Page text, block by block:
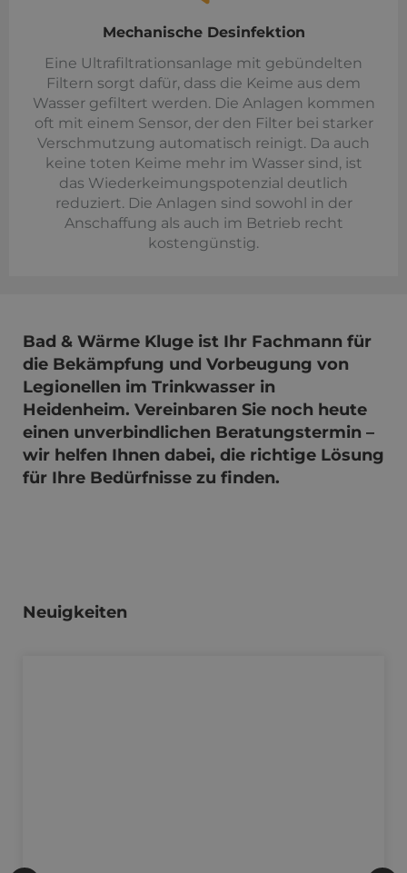
Mechanische Desinfektion
Eine Ultrafiltrationsanlage mit gebündelten
Filtern sorgt dafür, dass die Keime aus dem
Wasser gefiltert werden. Die Anlagen kommen
oft mit einem Sensor, der den Filter bei starker
Verschmutzung automatisch reinigt. Da auch
keine toten Keime mehr im Wasser sind, ist
das Wiederkeimungspotenzial deutlich
reduziert. Die Anlagen sind sowohl in der
Anschaffung als auch im Betrieb recht
kostengünstig.
Bad & Wärme Kluge ist Ihr Fachmann für
die Bekämpfung und Vorbeugung von
Legionellen im Trinkwasser in
Heidenheim. Vereinbaren Sie noch heute
einen unverbindlichen Beratungstermin –
wir helfen Ihnen dabei, die richtige Lösung
für Ihre Bedürfnisse zu finden.
Neuigkeiten